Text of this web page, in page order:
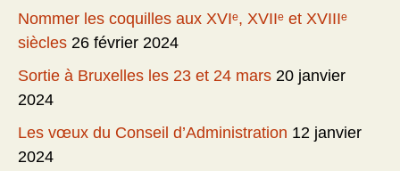
Nommer les coquilles aux XVIᵉ, XVIIᵉ et XVIIIᵉ
siècles 26 février 2024
Sortie à Bruxelles les 23 et 24 mars 20 janvier
2024
Les vœux du Conseil d’Administration 12 janvier
2024